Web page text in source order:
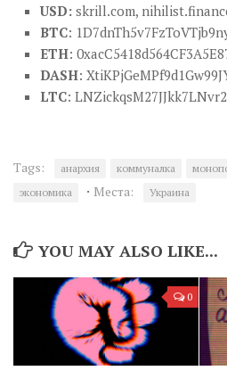
USD: skrill.com,
BTC:
ETH:
DASH:
LTC:
Tags: анархия коммуналка
экономика
· Места: Украина
YOU MAY ALSO LIKE...
0